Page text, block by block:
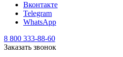
Вконтакте
Telegram
WhatsApp
8 800 333-88-60
Заказать звонок